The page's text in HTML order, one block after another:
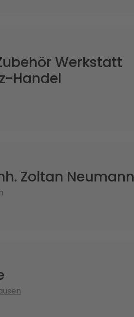
Werkstatt
Handel
Zoltan Neumann